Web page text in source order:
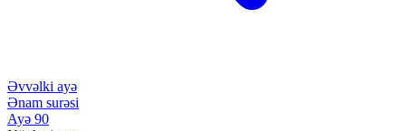
Əvvəlki ayə
Ənam surəsi
Ayə 90